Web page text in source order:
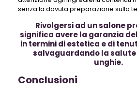
senza la dovuta preparazione sulla
Rivolgersi ad un salone
significa avere la garanzia
in termini di estetica e di
salvaguardando la
unghie.
Conclusioni